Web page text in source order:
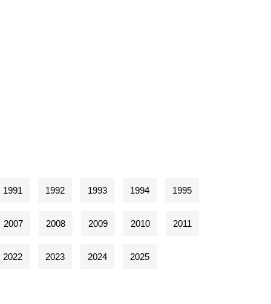
1991 1992 1993 1994 1995
2007 2008 2009 2010 2011
2022 2023 2024 2025